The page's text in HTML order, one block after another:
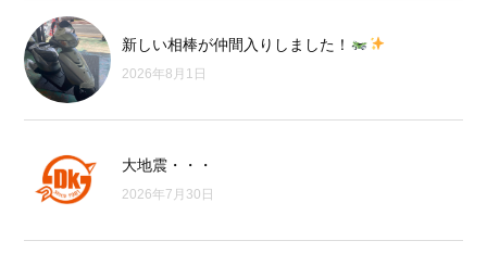
新しい相棒が仲間入りしました！
2026年8月1日
大地震・・・
2026年7月30日